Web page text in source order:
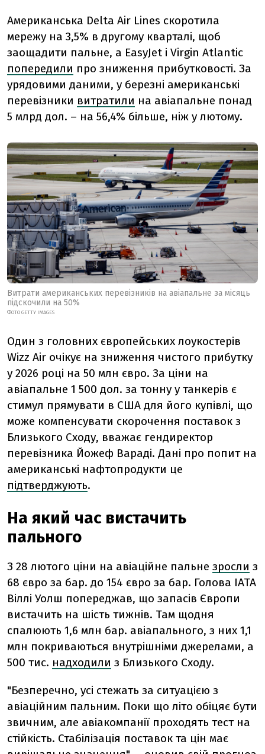
Американська Delta Air Lines скоротила
мережу на 3,5% в другому кварталі, щоб
заощадити пальне, а EasyJet і Virgin Atlantic
попередили про зниження прибутковості. За
урядовими даними, у березні американські
перевізники витратили на авіапальне понад
5 млрд дол. – на 56,4% більше, ніж у лютому.
Витрати американських перевізників на авіапальне за місяць
підскочили на 50%
ФОТО GETTY IMAGES
Один з головних європейських лоукостерів
Wizz Air очікує на зниження чистого прибутку
у 2026 році на 50 млн євро. За ціни на
авіапальне 1 500 дол. за тонну у танкерів є
стимул прямувати в США для його купівлі, що
може компенсувати скорочення поставок з
Близького Сходу, вважає гендиректор
перевізника Йожеф Вараді. Дані про попит на
американські нафтопродукти це
підтверджують.
На який час вистачить
пального
З 28 лютого ціни на авіаційне пальне зросли з
68 євро за бар. до 154 євро за бар. Голова IATA
Віллі Уолш попереджав, що запасів Європи
вистачить на шість тижнів. Там щодня
спалюють 1,6 млн бар. авіапального, з них 1,1
млн покриваються внутрішніми джерелами, а
500 тис. надходили з Близького Сходу.
"Безперечно, усі стежать за ситуацією з
авіаційним пальним. Поки що літо обіцяє бути
звичним, але авіакомпанії проходять тест на
стійкість. Стабілізація поставок та цін має